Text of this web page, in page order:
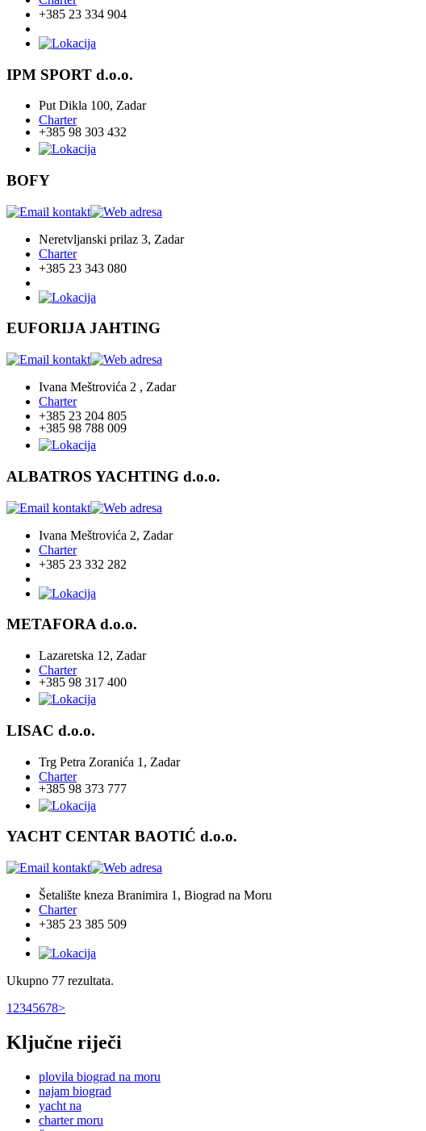
+385 23 334 904
IPM SPORT d.o.o.
Put Dikla 100, Zadar
Charter
+385 98 303 432
BOFY
Neretvljanski prilaz 3, Zadar
Charter
+385 23 343 080
EUFORIJA JAHTING
Ivana Meštrovića 2 , Zadar
Charter
+385 23 204 805
+385 98 788 009
ALBATROS YACHTING d.o.o.
Ivana Meštrovića 2, Zadar
Charter
+385 23 332 282
METAFORA d.o.o.
Lazaretska 12, Zadar
Charter
+385 98 317 400
LISAC d.o.o.
Trg Petra Zoranića 1, Zadar
Charter
+385 98 373 777
YACHT CENTAR BAOTIĆ d.o.o.
Šetalište kneza Branimira 1, Biograd na Moru
Charter
+385 23 385 509
Ukupno 77 rezultata.
1 2345678>
Ključne riječi
plovila biograd na moru
najam biograd
yacht na
charter moru